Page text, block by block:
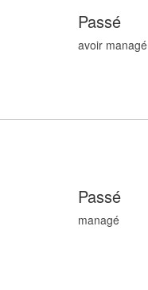
Passé
avoir managé
Passé
managé